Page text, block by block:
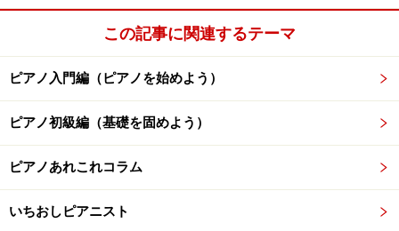
るところです。速めの2の演奏を「若々しい」と感じる
か、「せわしない」と感じるか。また、ゆっくりめの3
の演奏を「叙情的」と感じるか「遅くてつまらない」と
感じるか。いずれにしても、どちらが正しいということ
ピアノの演奏の違いは「個性」！
違いが出ることは決して悪いことではなく、むしろその
この記事に関連するテーマ
ピアノ入門編（ピアノを始めよう）
ピアノ初級編（基礎を固めよう）
ピアノあれこれコラム
いちおしピアニスト